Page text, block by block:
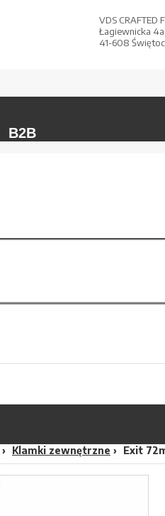
VDS CRAFTED
Łagiewnicka 4a
41-608
B2B
Klamki zewnętrzne Exit